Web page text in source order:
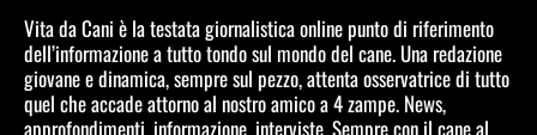
Vita da Cani è la testata giornalistica online punto di riferimento
dell’informazione a tutto tondo sul mondo del cane. Una redazione
giovane e dinamica, sempre sul pezzo, attenta osservatrice di tutto
quel che accade attorno al nostro amico a 4 zampe. News,
approfondimenti, informazione, interviste. Sempre con il cane al